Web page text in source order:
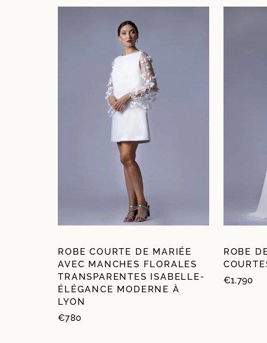
ROBE COURTE DE MARIÉE
AVEC MANCHES FLORALES
TRANSPARENTES ISABELLE-
ÉLÉGANCE MODERNE À
LYON
€780
ROBE
€1.790